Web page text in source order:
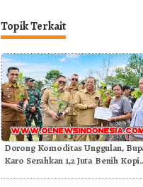
Topik Terkait
Dorong Komoditas Unggulan,
Karo Serahkan 1,2 Juta Benih Kopi